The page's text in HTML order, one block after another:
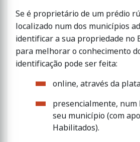
Se é proprietário de um prédio
localizado num dos municípios
identificar a sua propriedade no
para melhorar o conhecimento
identificação pode ser feita:
online, através da
presencialmente, num
seu município (com
Habilitados).